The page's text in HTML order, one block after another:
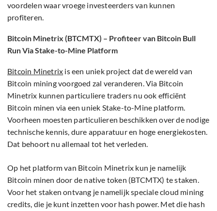
voordelen waar vroege investeerders van kunnen
profiteren.
Bitcoin Minetrix (BTCMTX) – Profiteer van Bitcoin Bull
Run Via Stake-to-Mine Platform
Bitcoin Minetrix is een uniek project dat de wereld van
Bitcoin mining voorgoed zal veranderen. Via Bitcoin
Minetrix kunnen particuliere traders nu ook efficiënt
Bitcoin minen via een uniek Stake-to-Mine platform.
Voorheen moesten particulieren beschikken over de nodige
technische kennis, dure apparatuur en hoge energiekosten.
Dat behoort nu allemaal tot het verleden.
Op het platform van Bitcoin Minetrix kun je namelijk
Bitcoin minen door de native token (BTCMTX) te staken.
Voor het staken ontvang je namelijk speciale cloud mining
credits, die je kunt inzetten voor hash power. Met die hash